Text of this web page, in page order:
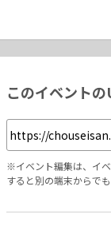
このイベント
※イベント編集は、イ
すると別の端末からで